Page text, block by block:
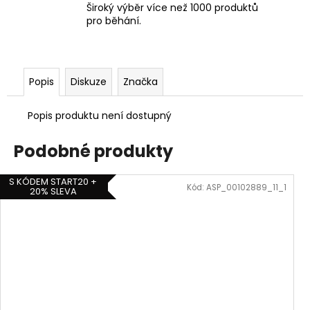
Široký výběr více než 1000 produktů
pro běhání.
Popis Diskuze Značka
Popis produktu není dostupný
Podobné produkty
S KÓDEM START20 +
20% SLEVA Kód: ASP_00102889_11_1